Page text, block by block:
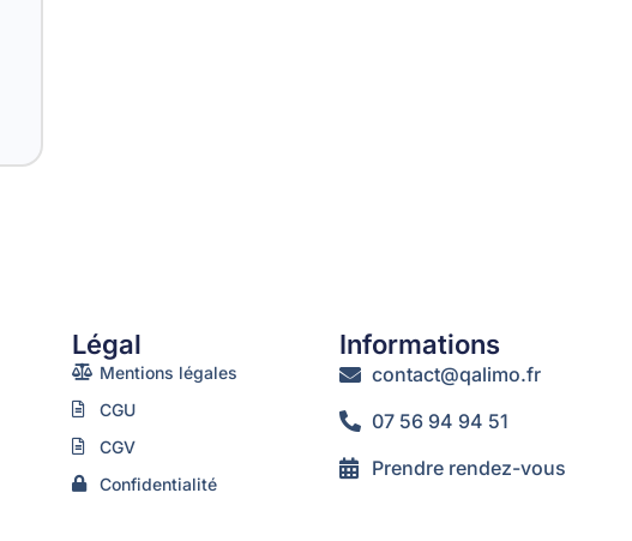
Légal
Mentions légales
CGU
CGV
Confidentialité
Informations
contact@qalimo.fr
07 56 94 94 51
Prendre rendez-vous